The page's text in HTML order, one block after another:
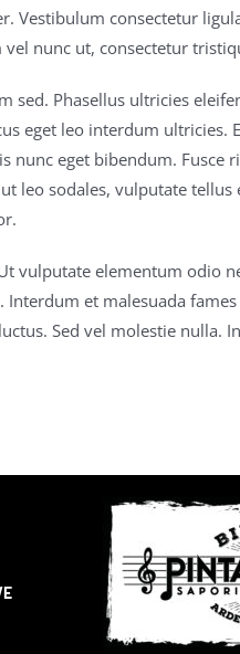
Vestibulum consectetur
nunc ut, consectetur
sed. Phasellus ultricies
eget leo interdum
nunc eget bibendum.
leo sodales, vulputate
vulputate elementum odio
et malesuada
Sed vel molestie